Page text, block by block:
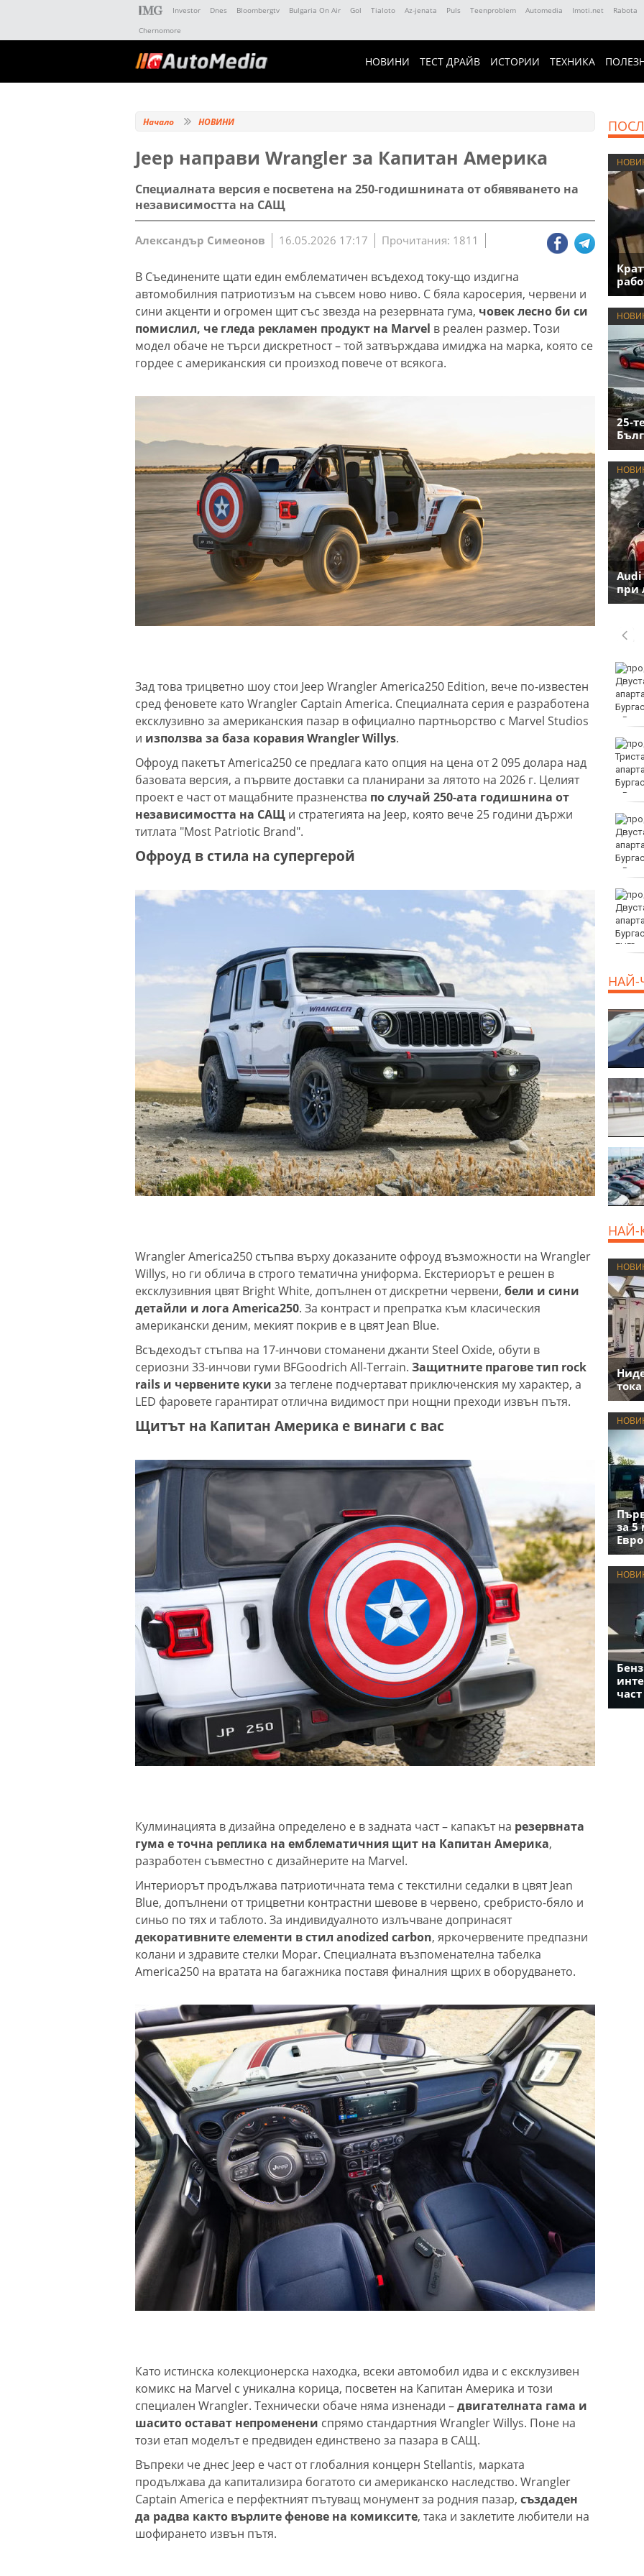
Investor Dnes Bloombergtv Bulgaria On Air Gol Tialoto Az-jenata Puls Teenproblem Automedia Imoti.net Rabota
Chernomore
НОВИНИ ТЕСТ ДРАЙВ ИСТОРИИ ТЕХНИКА
Начало НОВИНИ
Jeep направи Wrangler за Капитан Америка
Специалната версия е посветена на 250-годишнината от обявяването на
независимостта на САЩ
Александър Симеонов 16.05.2026 17:17 Прочитания: 1811
В Съединените щати един емблематичен всъдеход току-що издигна
автомобилния патриотизъм на съвсем ново ниво. С бяла каросерия, червени и
сини акценти и огромен щит със звезда на резервната гума, човек лесно би си
помислил, че гледа рекламен продукт на Marvel в реален размер. Този
модел обаче не търси дискретност – той затвърждава имиджа на марка, която се
гордее с американския си произход повече от всякога.
Зад това трицветно шоу стои Jeep Wrangler America250 Edition, вече по-известен
сред феновете като Wrangler Captain America. Специалната серия е разработена
ексклузивно за американския пазар в официално партньорство с Marvel Studios
и използва за база коравия Wrangler Willys.
Офроуд пакетът America250 се предлага като опция на цена от 2 095 долара над
базовата версия, а първите доставки са планирани за лятото на 2026 г. Целият
проект е част от мащабните празненства по случай 250-ата годишнина от
независимостта на САЩ и стратегията на Jeep, която вече 25 години държи
титлата "Most Patriotic Brand".
Офроуд в стила на супергерой
Wrangler America250 стъпва върху доказаните офроуд възможности на Wrangler
Willys, но ги облича в строго тематична униформа. Екстериорът е решен в
ексклузивния цвят Bright White, допълнен от дискретни червени, бели и сини
детайли и лога America250. За контраст и препратка към класическия
американски деним, мекият покрив е в цвят Jean Blue.
Всъдеходът стъпва на 17-инчови стоманени джанти Steel Oxide, обути в
сериозни 33-инчови гуми BFGoodrich All-Terrain. Защитните прагове тип rock
rails и червените куки за теглене подчертават приключенския му характер, а
LED фаровете гарантират отлична видимост при нощни преходи извън пътя.
Щитът на Капитан Америка е винаги с вас
Кулминацията в дизайна определено е в задната част – капакът на резервната
гума е точна реплика на емблематичния щит на Капитан Америка,
разработен съвместно с дизайнерите на Marvel.
Интериорът продължава патриотичната тема с текстилни седалки в цвят Jean
Blue, допълнени от трицветни контрастни шевове в червено, сребристо-бяло и
синьо по тях и таблото. За индивидуалното излъчване допринасят
декоративните елементи в стил anodized carbon, яркочервените предпазни
колани и здравите стелки Mopar. Специалната възпоменателна табелка
America250 на вратата на багажника поставя финалния щрих в оборудването.
Като истинска колекционерска находка, всеки автомобил идва и с ексклузивен
комикс на Marvel с уникална корица, посветен на Капитан Америка и този
специален Wrangler. Технически обаче няма изненади –двигателната гама и
шасито остават непроменени спрямо стандартния Wrangler Willys. Поне на
този етап моделът е предвиден единствено за пазара в САЩ.
Въпреки че днес Jeep е част от глобалния концерн Stellantis, марката
продължава да капитализира богатото си американско наследство. Wrangler
Captain America е перфектният пътуващ монумент за родния пазар, създаден
да радва както върлите фенове на комиксите, така и заклетите любители на
шофирането извън пътя.
25-
при
между Иран и Оман
министерство: Няма да
закриваме РЗИ-та
Спипаха мъж с
Хванаха мъж, който
повредил климатик на
търговски обект във
Варна
EUR
НАЙ-
НАЙ-
за 5
част